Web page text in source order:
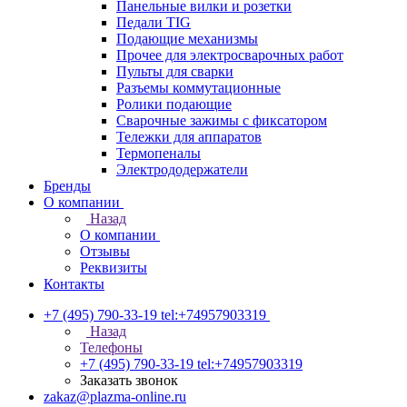
Панельные вилки и розетки
Педали TIG
Подающие механизмы
Прочее для электросварочных работ
Пульты для сварки
Разъемы коммутационные
Ролики подающие
Сварочные зажимы с фиксатором
Тележки для аппаратов
Термопеналы
Электрододержатели
Бренды
О компании
Назад
О компании
Отзывы
Реквизиты
Контакты
+7 (495) 790-33-19 tel:+74957903319
Назад
Телефоны
+7 (495) 790-33-19 tel:+74957903319
Заказать звонок
zakaz@plazma-online.ru